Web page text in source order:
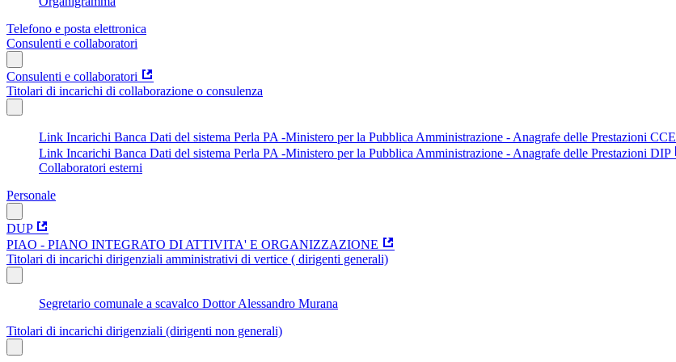
Telefono e posta elettronica
Consulenti e collaboratori
Consulenti e collaboratori
Titolari di incarichi di collaborazione o consulenza
Link Incarichi Banca Dati del sistema Perla PA -Ministero per la Pubblica Amministrazione - Anagrafe delle Prestazioni CCE
Link Incarichi Banca Dati del sistema Perla PA -Ministero per la Pubblica Amministrazione - Anagrafe delle Prestazioni DIP
Collaboratori esterni
Personale
DUP
PIAO - PIANO INTEGRATO DI ATTIVITA' E ORGANIZZAZIONE
Titolari di incarichi dirigenziali amministrativi di vertice ( dirigenti generali)
Segretario comunale a scavalco Dottor Alessandro Murana
Titolari di incarichi dirigenziali (dirigenti non generali)